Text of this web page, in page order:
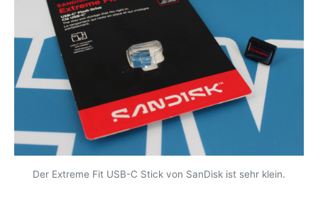
Der Extreme Fit USB-C Stick von SanDisk ist sehr klein.